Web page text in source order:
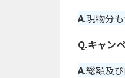
A.現物分
Q.キャン
A.総額及